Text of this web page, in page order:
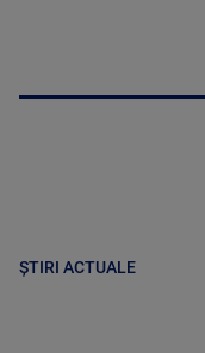
ȘTIRI ACTUALE